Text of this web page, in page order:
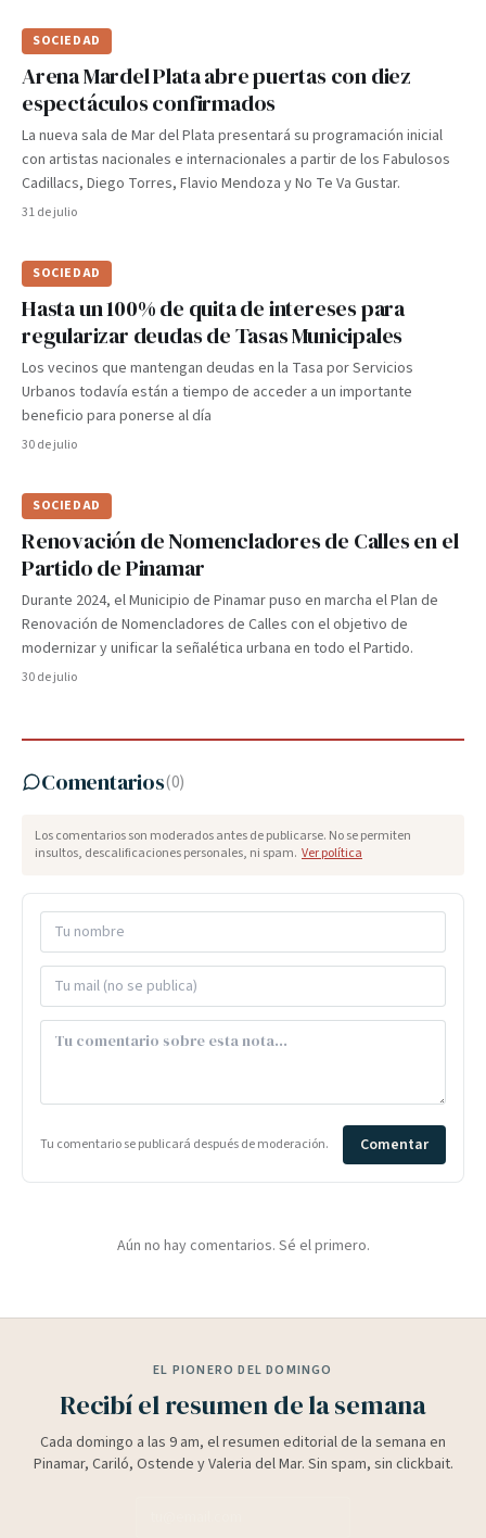
SOCIEDAD
Arena Mardel Plata abre puertas con diez
espectáculos confirmados
La nueva sala de Mar del Plata presentará su programación inicial
con artistas nacionales e internacionales a partir de los Fabulosos
Cadillacs, Diego Torres, Flavio Mendoza y No Te Va Gustar.
31 de julio
SOCIEDAD
Hasta un 100% de quita de intereses para
regularizar deudas de Tasas Municipales
Los vecinos que mantengan deudas en la Tasa por Servicios
Urbanos todavía están a tiempo de acceder a un importante
beneficio para ponerse al día
30 de julio
SOCIEDAD
Renovación de Nomencladores de Calles en el
Partido de Pinamar
Durante 2024, el Municipio de Pinamar puso en marcha el Plan de
Renovación de Nomencladores de Calles con el objetivo de
modernizar y unificar la señalética urbana en todo el Partido.
30 de julio
Comentarios(0)
Los comentarios son moderados antes de publicarse. No se permiten
insultos, descalificaciones personales, ni spam. Ver política
Tu comentario se publicará después de moderación. Comentar
Aún no hay comentarios. Sé el primero.
EL PIONERO DEL DOMINGO
Recibí el resumen de la semana
Cada domingo a las 9 am, el resumen editorial de la semana en
Pinamar, Cariló, Ostende y Valeria del Mar. Sin spam, sin clickbait.